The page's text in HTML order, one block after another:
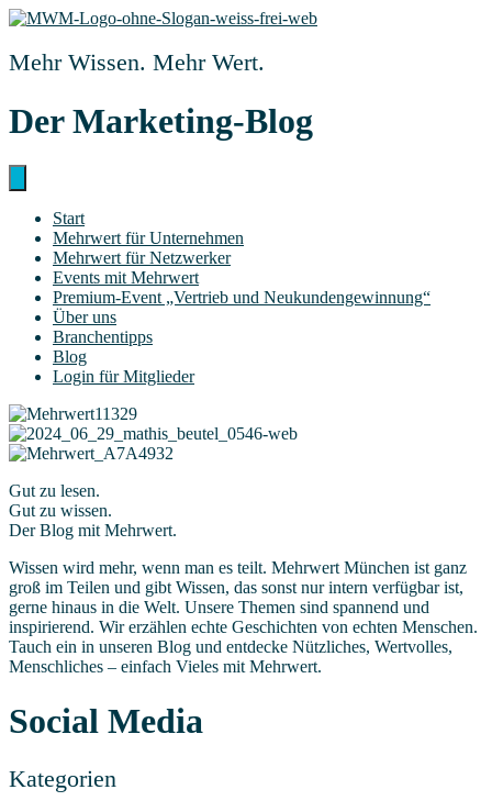
Zum
springen
Mehr Wissen. Mehr Wert.
Der Marketing-Blog
Start
Mehr­wert für Unternehmen
Mehr­wert für Netzwerker
Events mit Mehrwert
Pre­­mi­um-Event „Ver­trieb und Neukundengewinnung“
Über uns
Bran­chen­tipps
Blog
Log­in für Mitglieder
Gut zu lesen.
Gut zu wissen.
Der Blog mit Mehrwert.
Wissen wird mehr, wenn man es teilt. Mehrwert München ist ganz
groß im Teilen und gibt Wissen, das sonst nur intern verfügbar ist,
gerne hinaus in die Welt. Unsere Themen sind spannend und
inspirierend. Wir erzählen echte Geschichten von echten Menschen.
Tauch ein in unseren Blog und entdecke Nützliches, Wertvolles,
Menschliches – einfach Vieles mit Mehrwert.
Social Media
Kate­go­rien